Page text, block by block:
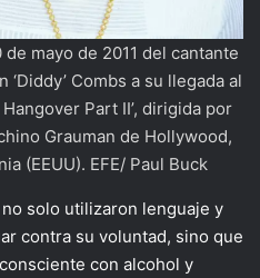
mayo de 2011 del cantante
Combs a su llegada al
Part II’, dirigida por
Grauman de Hollywood,
(EEUU). EFE/ Paul Buck
solo utilizaron lenguaje y
contra su voluntad, sino que
con alcohol y